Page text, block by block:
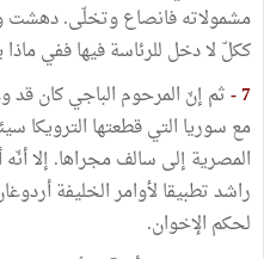
مشمولاته فانصاع وتخلّى. دهشت
ككلّ لا دخل للرئاسة فيها ففي
7 - ثم إنّ المرحوم الباجي كان قد
مع سوريا التي قطعتها الترويكا
المصرية إلى سالف مجراها. إلا
راشد تطبيقا لأوامر الخليفة
لحكم الإخوان.